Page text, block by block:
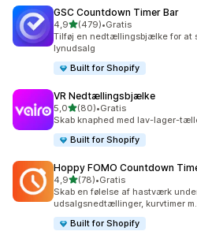
GSC Countdown Timer Bar
4,9ud af 5 stjerner
(479)
479 anmeldelser i alt
•Gratis
Tilføj en nedtællingsbjælke for at
lynudsalg
Built for Shopify
VR Nedtællingsbjælke
5,0ud af 5 stjerner
(80)
80 anmeldelser i alt
•Gratis
Skab knaphed med lav-lager-
Built for Shopify
Hoppy FOMO Countdown
4,9ud af 5 stjerner
(78)
78 anmeldelser i alt
•Gratis
Skab en følelse af hastværk
udsalgsnedtællinger, kurvtimer
Built for Shopify